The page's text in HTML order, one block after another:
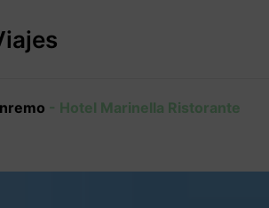
- Hotel Marinella Ristorante